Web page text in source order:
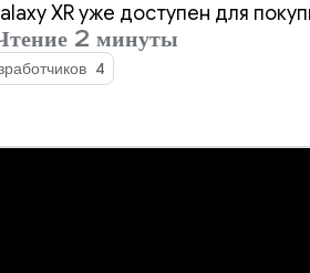
XR уже доступен для
2 минуты
4